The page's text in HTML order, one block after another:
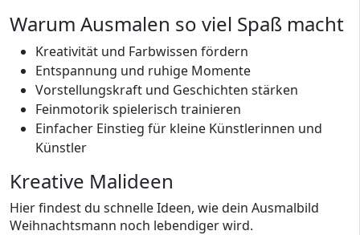
Warum Ausmalen so viel Spaß macht
Kreativität und Farbwissen fördern
Entspannung und ruhige Momente
Vorstellungskraft und Geschichten stärken
Feinmotorik spielerisch trainieren
Einfacher Einstieg für kleine Künstlerinnen und
Künstler
Kreative Malideen
Hier findest du schnelle Ideen, wie dein Ausmalbild
Weihnachtsmann noch lebendiger wird.